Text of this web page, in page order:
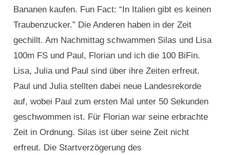
Bananen kaufen. Fun Fact: “In Italien gibt es keinen
Traubenzucker.” Die Anderen haben in der Zeit
gechillt. Am Nachmittag schwammen Silas und Lisa
100m FS und Paul, Florian und ich die 100 BiFin.
Lisa, Julia und Paul sind über ihre Zeiten erfreut.
Paul und Julia stellten dabei neue Landesrekorde
auf, wobei Paul zum ersten Mal unter 50 Sekunden
geschwommen ist. Für Florian war seine erbrachte
Zeit in Ordnung. Silas ist über seine Zeit nicht
erfreut. Die Startverzögerung des